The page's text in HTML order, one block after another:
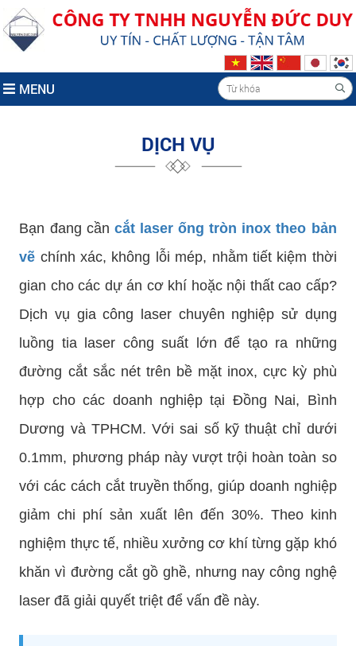
MENU
DỊCH VỤ
Bạn đang cần cắt laser ống tròn inox theo bản
vẽ chính xác, không lỗi mép, nhằm tiết kiệm thời
gian cho các dự án cơ khí hoặc nội thất cao cấp?
Dịch vụ gia công laser chuyên nghiệp sử dụng
luồng tia laser công suất lớn để tạo ra những
đường cắt sắc nét trên bề mặt inox, cực kỳ phù
hợp cho các doanh nghiệp tại Đồng Nai, Bình
Dương và TPHCM. Với sai số kỹ thuật chỉ dưới
0.1mm, phương pháp này vượt trội hoàn toàn so
với các cách cắt truyền thống, giúp doanh nghiệp
giảm chi phí sản xuất lên đến 30%. Theo kinh
nghiệm thực tế, nhiều xưởng cơ khí từng gặp khó
khăn vì đường cắt gồ ghề, nhưng nay công nghệ
laser đã giải quyết triệt để vấn đề này.